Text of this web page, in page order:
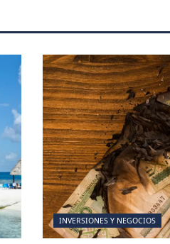
INVERSIONES Y NEGOCIOS